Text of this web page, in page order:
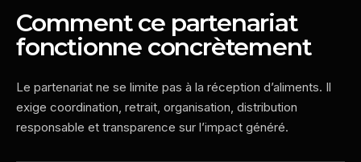
Comment ce partenariat
fonctionne concrètement
Le partenariat ne se limite pas à la réception d’aliments. Il
exige coordination, retrait, organisation, distribution
responsable et transparence sur l’impact généré.